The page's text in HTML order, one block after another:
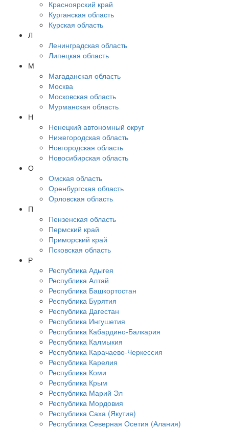
Красноярский край
Курганская область
Курская область
Л
Ленинградская область
Липецкая область
М
Магаданская область
Москва
Московская область
Мурманская область
Н
Ненецкий автономный округ
Нижегородская область
Новгородская область
Новосибирская область
О
Омская область
Оренбургская область
Орловская область
П
Пензенская область
Пермский край
Приморский край
Псковская область
Р
Республика Адыгея
Республика Алтай
Республика Башкортостан
Республика Бурятия
Республика Дагестан
Республика Ингушетия
Республика Кабардино-Балкария
Республика Калмыкия
Республика Карачаево-Черкессия
Республика Карелия
Республика Коми
Республика Крым
Республика Марий Эл
Республика Мордовия
Республика Саха (Якутия)
Республика Северная Осетия (Алания)